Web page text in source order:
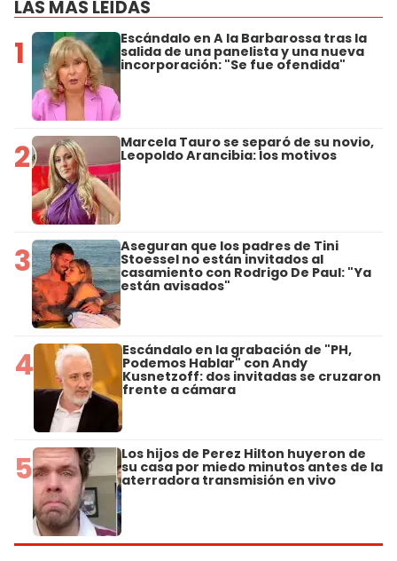
LAS MÁS LEÍDAS
1 Escándalo en A la Barbarossa tras la
salida de una panelista y una nueva
incorporación: "Se fue ofendida"
2 Marcela Tauro se separó de su novio,
Leopoldo Arancibia: los motivos
3 Aseguran que los padres de Tini
Stoessel no están invitados al
casamiento con Rodrigo De Paul: "Ya
están avisados"
4 Escándalo en la grabación de "PH,
Podemos Hablar" con Andy
Kusnetzoff: dos invitadas se cruzaron
frente a cámara
5 Los hijos de Perez Hilton huyeron de
su casa por miedo minutos antes de la
aterradora transmisión en vivo